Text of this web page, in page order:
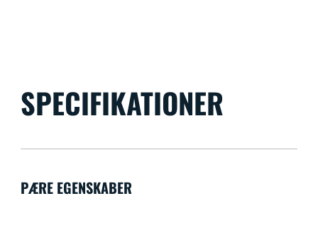
SPECIFIKATIONER
PÆRE EGENSKABER